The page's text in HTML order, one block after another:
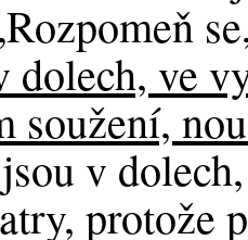
dolech, ve
soužení,
v
protože